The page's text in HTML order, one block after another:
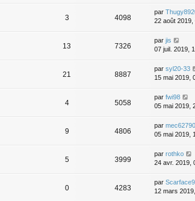
3 4098
par
22 août 2019,
13 7326
par jis
07 juil. 2019,
21 8887
par syl20-33
15 mai 2019,
4 5058
par fwi98
05 mai 2019,
9 4806
par mec62790
05 mai 2019,
5 3999
par rothko
24 avr. 2019,
0 4283
par
12 mars